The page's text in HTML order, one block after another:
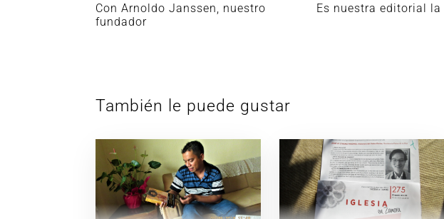
Con Arnoldo Janssen, nuestro
fundador
Es nuestra editorial
También le puede gustar